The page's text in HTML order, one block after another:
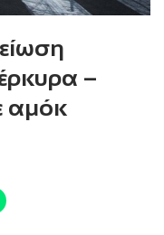
–
αμόκ